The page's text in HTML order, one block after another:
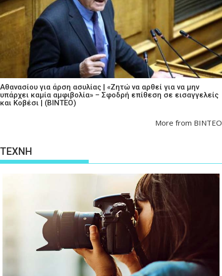
Αθανασίου για άρση ασυλίας | «Ζητώ να αρθεί για να μην
υπάρχει καμία αμφιβολία» – Σφοδρή επίθεση σε εισαγγελείς
και Κοβέσι | (ΒΙΝΤΕΟ)
More from ΒΙΝΤΕΟ
ΤΕΧΝΗ